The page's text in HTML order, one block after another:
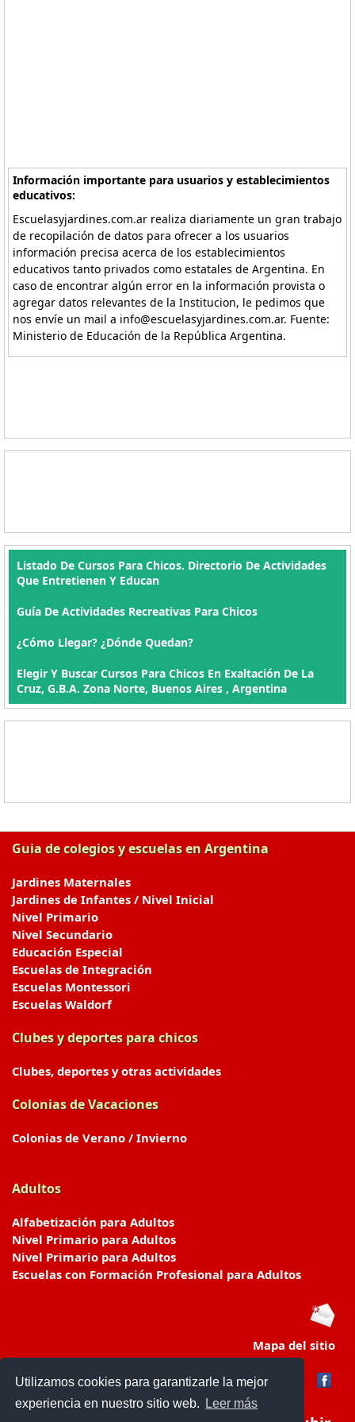
Utilizamos cookies para garantizarle la mejor
experiencia en nuestro sitio web.
Leer más
Información importante para usuarios y establecimientos
educativos:
Escuelasyjardines.com.ar realiza diariamente un gran trabajo
de recopilación de datos para ofrecer a los usuarios
información precisa acerca de los establecimientos
educativos tanto privados como estatales de Argentina. En
caso de encontrar algún error en la información provista o
agregar datos relevantes de la Institucion, le pedimos que
nos envíe un mail a info@escuelasyjardines.com.ar. Fuente:
Ministerio de Educación de la República Argentina.
Listado De Cursos Para Chicos. Directorio De Actividades
Que Entretienen Y Educan
Guía De Actividades Recreativas Para Chicos
¿Cómo Llegar? ¿Dónde Quedan?
Elegir Y Buscar Cursos Para Chicos En Exaltación De La
Cruz, G.B.A. Zona Norte, Buenos Aires , Argentina
Guia de colegios y escuelas en Argentina
Jardines Maternales
Jardines de Infantes / Nivel Inicial
Nivel Primario
Nivel Secundario
Educación Especial
Escuelas de Integración
Escuelas Montessori
Escuelas Waldorf
Clubes y deportes para chicos
Clubes, deportes y otras actividades
Colonias de Vacaciones
Colonias de Verano / Invierno
Adultos
Alfabetización para Adultos
Nivel Primario para Adultos
Nivel Primario para Adultos
Escuelas con Formación Profesional para Adultos
Mapa del sitio